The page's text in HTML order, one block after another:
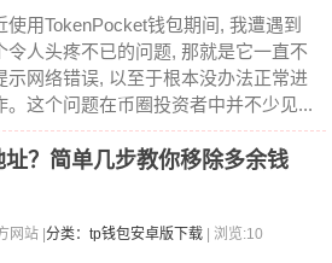
使用TokenPocket钱包期间, 我遭遇到
令人头疼不已的问题, 那就是它一直不
示网络错误, 以至于根本没办法正常进
。这个问题在币圈投资者中并不少见...
？简单几步教你移除多余钱
站 | 分类：tp钱包安卓版下载 | 浏览:10